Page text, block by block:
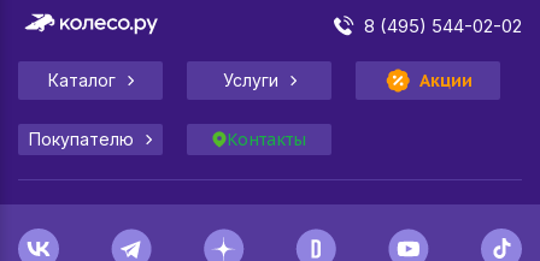
8 (495) 544-02-02
Каталог Услуги Акции
Покупателю Контакты